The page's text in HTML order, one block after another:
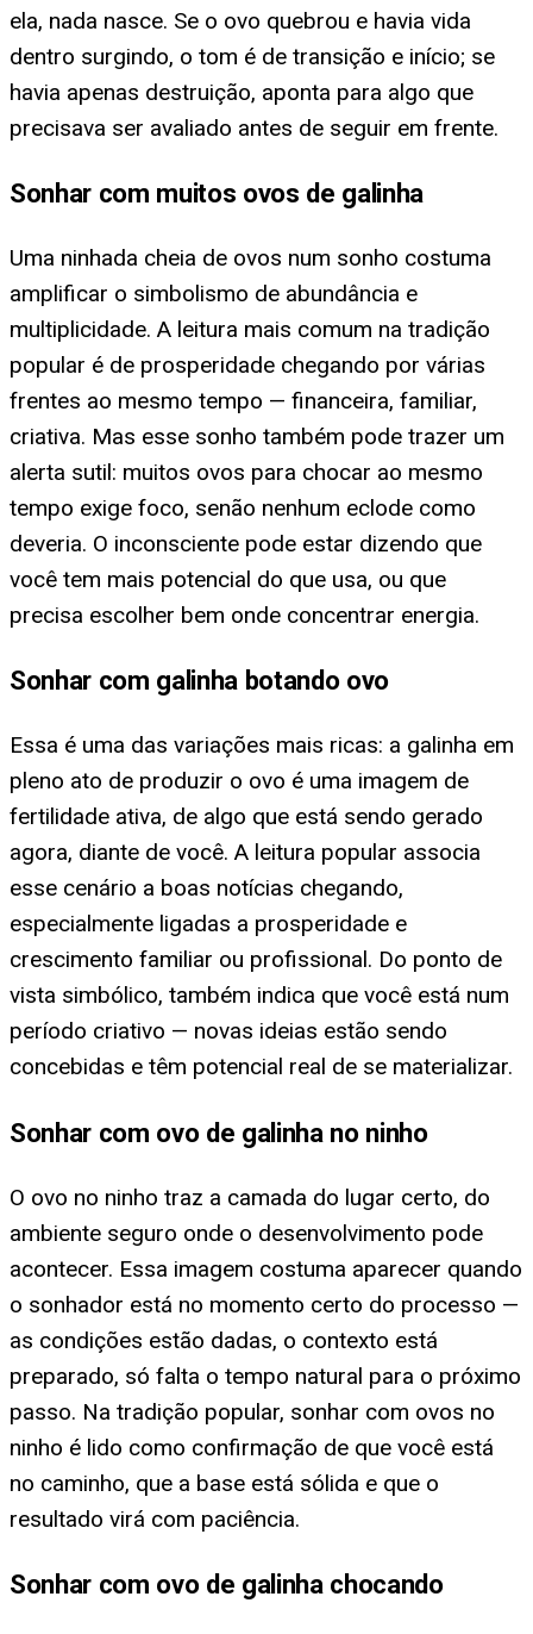
ela, nada nasce. Se o ovo quebrou e havia vida
dentro surgindo, o tom é de transição e início; se
havia apenas destruição, aponta para algo que
precisava ser avaliado antes de seguir em frente.
Sonhar com muitos ovos de galinha
Uma ninhada cheia de ovos num sonho costuma
amplificar o simbolismo de abundância e
multiplicidade. A leitura mais comum na tradição
popular é de prosperidade chegando por várias
frentes ao mesmo tempo — financeira, familiar,
criativa. Mas esse sonho também pode trazer um
alerta sutil: muitos ovos para chocar ao mesmo
tempo exige foco, senão nenhum eclode como
deveria. O inconsciente pode estar dizendo que
você tem mais potencial do que usa, ou que
precisa escolher bem onde concentrar energia.
Sonhar com galinha botando ovo
Essa é uma das variações mais ricas: a galinha em
pleno ato de produzir o ovo é uma imagem de
fertilidade ativa, de algo que está sendo gerado
agora, diante de você. A leitura popular associa
esse cenário a boas notícias chegando,
especialmente ligadas a prosperidade e
crescimento familiar ou profissional. Do ponto de
vista simbólico, também indica que você está num
período criativo — novas ideias estão sendo
concebidas e têm potencial real de se materializar.
Sonhar com ovo de galinha no ninho
O ovo no ninho traz a camada do lugar certo, do
ambiente seguro onde o desenvolvimento pode
acontecer. Essa imagem costuma aparecer quando
o sonhador está no momento certo do processo —
as condições estão dadas, o contexto está
preparado, só falta o tempo natural para o próximo
passo. Na tradição popular, sonhar com ovos no
ninho é lido como confirmação de que você está
no caminho, que a base está sólida e que o
resultado virá com paciência.
Sonhar com ovo de galinha chocando